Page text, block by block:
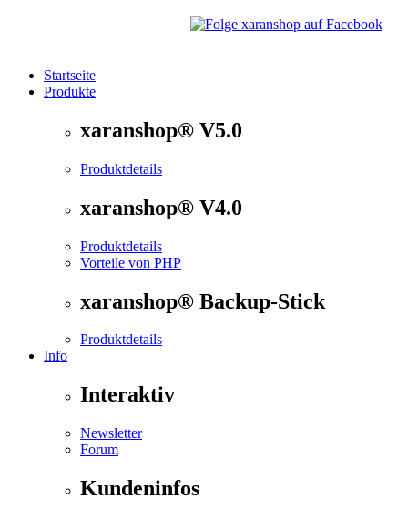
Startseite
Produkte
xaranshop® V5.0
Produktdetails
xaranshop® V4.0
Produktdetails
Vorteile von PHP
xaranshop® Backup-Stick
Produktdetails
Info
Interaktiv
Newsletter
Forum
Kundeninfos